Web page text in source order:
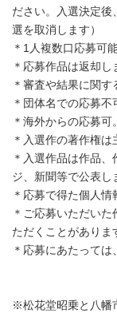
ださい。入選決定後
選を取消します）
＊1人複数口応募可
＊応募作品は返却し
＊審査や結果に関す
＊団体名での応募不
＊海外からの応募可。
＊入選作の著作権は
＊入選作品は作品
ジ、新聞等で公表し
＊応募で得た個人情
＊ご応募いただい
ただくことがありま
＊応募にあたっては
※松花堂昭乗と八幡